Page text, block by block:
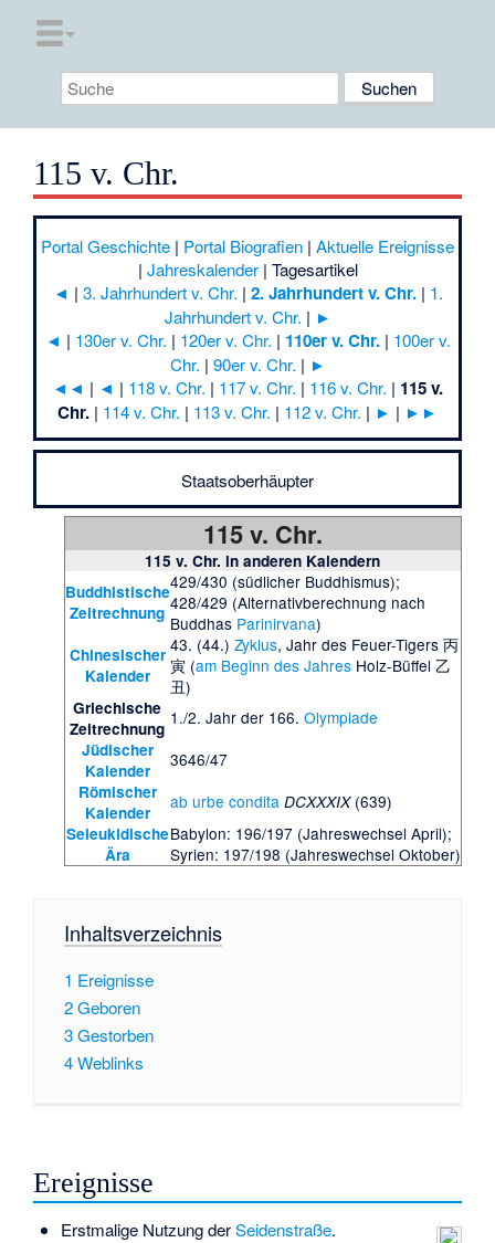
115 v. Chr.
Portal Geschichte | Portal Biografien | Aktuelle Ereignisse
| Jahreskalender| Tagesartikel
◄ | 3. Jahrhundert v. Chr. | 2. Jahrhundert v. Chr.| 1.
Jahrhundert v. Chr. | ►
◄ | 130er v. Chr. | 120er v. Chr. | 110er v. Chr.| 100er v.
Chr. | 90er v. Chr. | ►
◄◄ | ◄ | 118 v. Chr. | 117 v. Chr. | 116 v. Chr. | 115 v.
Chr. | 114 v. Chr. | 113 v. Chr. | 112 v. Chr. | ► | ►►
Staatsoberhäupter
115 v. Chr.
115 v. Chr. in anderen Kalendern
Buddhistische
Zeitrechnung
429/430 (südlicher Buddhismus);
428/429 (Alternativberechnung nach
Buddhas Parinirvana)
Chinesischer
Kalender
43. (44.) Zyklus, Jahr des Feuer-Tigers 丙
寅 (am Beginn des JahresHolz-Büffel 乙
丑)
Griechische
Zeitrechnung
1./2. Jahr der 166. Olympiade
Jüdischer
Kalender
3646/47
Römischer
Kalender
ab urbe condita DCXXXIX(639)
Seleukidische
Ära
Babylon: 196/197 (Jahreswechsel April);
Syrien: 197/198 (Jahreswechsel Oktober)
Inhaltsverzeichnis
1 Ereignisse
2Geboren
3Gestorben
4Weblinks
Ereignisse
Erstmalige Nutzung derSeidenstraße.